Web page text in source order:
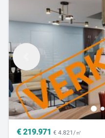
€ 219.971 € 4.821/㎡